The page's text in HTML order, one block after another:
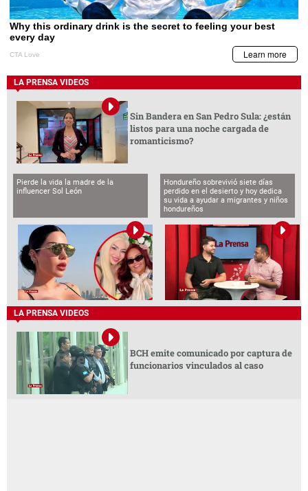
LA PRENSA VIDEOS
Sin Bandera en San Pedro Sula: ¿están
listos para una noche cargada de
romanticismo?
Pierde la vida la madre de la
influencer Sol León
Hondureño sobrevivió siete días
perdido en el desierto y hoy dedica
su vida a ayudar a migrantes y niños
hondureños
LA PRENSA VIDEOS
BCH emite comunicado por captura de
funcionarios vinculados al caso